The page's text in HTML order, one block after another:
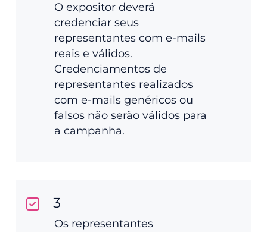
O expositor deverá
credenciar seus
representantes com e-mails
reais e válidos.
Credenciamentos de
representantes realizados
com e-mails genéricos ou
falsos não serão válidos para
a campanha.
3
Os representantes